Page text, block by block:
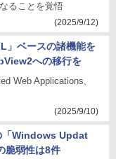
ることを覚悟
(2025/9/12)
ベースの諸機能を
への移行を
Web Applications、
(2025/9/10)
Windows Updat
脆弱性は8件